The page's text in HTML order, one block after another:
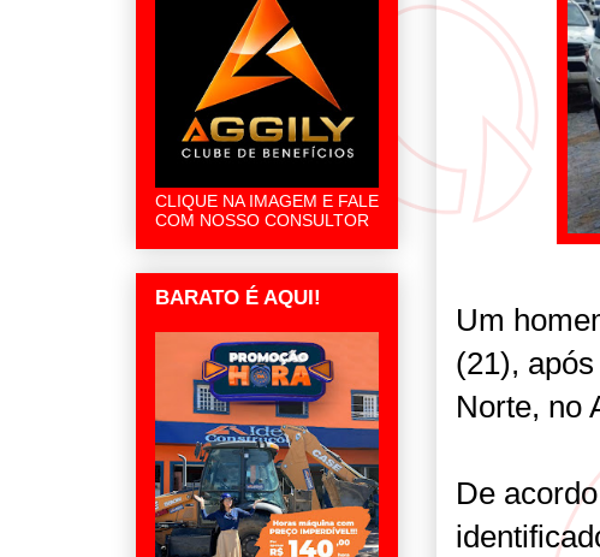
Um
(21),
Norte, no
De
CLIQUE NA IMAGEM E FALE
COM NOSSO CONSULTOR
BARATO É AQUI!